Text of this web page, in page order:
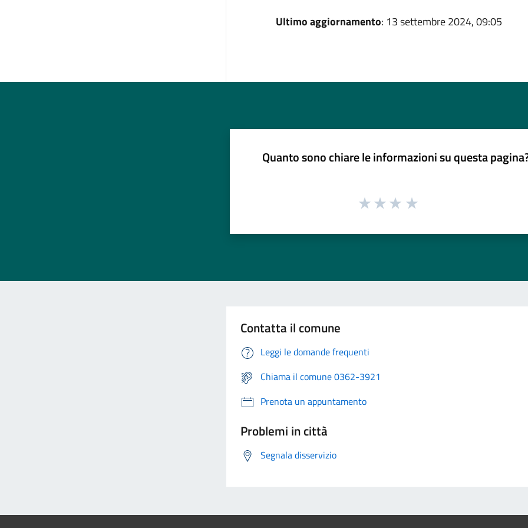
Ultimo aggiornamento: 13 settembre 2024, 09:05
Quanto sono chiare le informazioni su questa
Contatta il comune
Leggi le domande frequenti
Chiama il comune 0362-3921
Prenota un appuntamento
Problemi in città
Segnala disservizio